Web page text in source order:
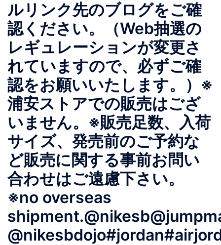
ルリンク先のブログをご確
認ください。（Web抽選の
レギュレーションが変更さ
れていますので、必ずご確
認をお願いいたします。）※
浦安ストアでの販売はござ
いません。※販売足数、入荷
サイズ、発売前のご予約な
ど販売に関する事前お問い
合わせはご遠慮下さい。
※no overseas